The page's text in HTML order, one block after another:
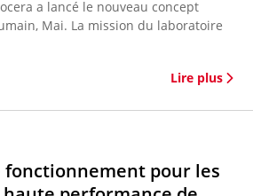
a lancé le nouveau concept
Mai. La mission du laboratoire
Lire plus
pour les